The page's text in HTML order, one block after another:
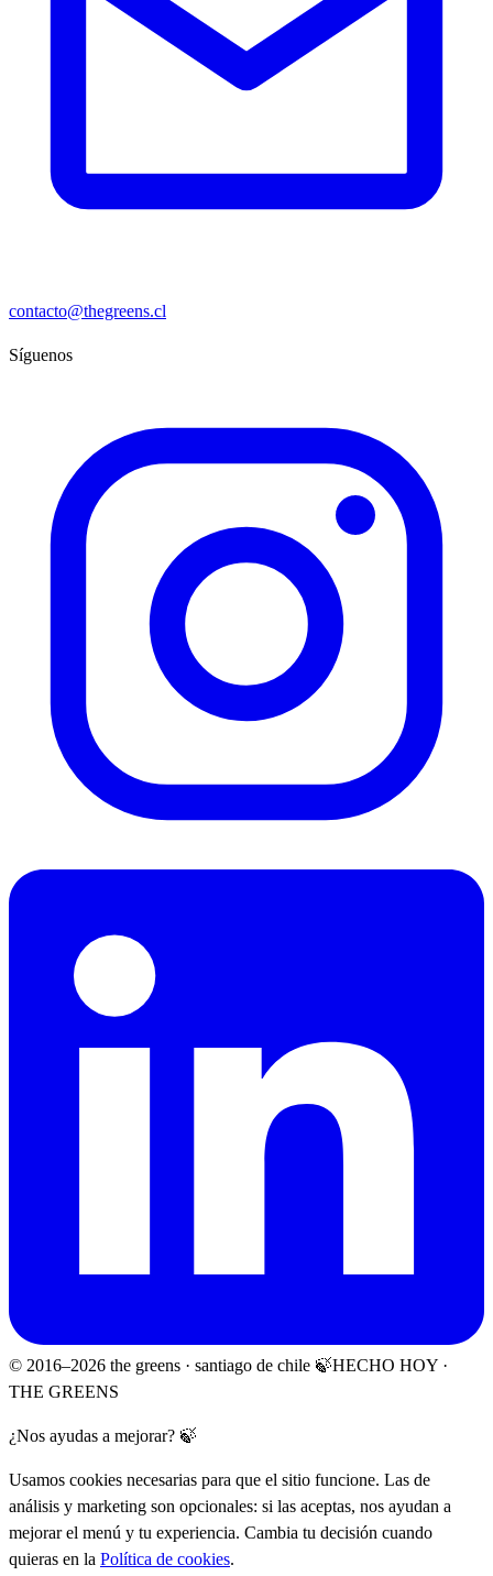
contacto@thegreens.cl
Síguenos
© 2016–2026 the greens · santiago de chile 🍃HECHO HOY ·
THE GREENS
¿Nos ayudas a mejorar? 🍃
Usamos cookies necesarias para que el sitio funcione. Las de
análisis y marketing son opcionales: si las aceptas, nos ayudan a
mejorar el menú y tu experiencia. Cambia tu decisión cuando
quieras en la Política de cookies.